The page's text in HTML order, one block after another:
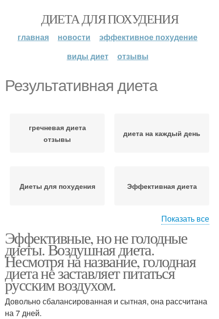
ДИЕТА ДЛЯ ПОХУДЕНИЯ
главная новости
эффективное похудение
виды диет
отзывы
Результативная диета
гречневая диета
отзывы
диета на каждый день
Диеты для похудения Эффективная диета
Голодная диета диета для похудения
Длительная диета
Показать все
Эффективные, но не голодные
диеты. Воздушная диета.
Несмотря на название, голодная
диета не заставляет питаться
русским воздухом.
Довольно сбалансированная и сытная, она рассчитана
на 7 дней.